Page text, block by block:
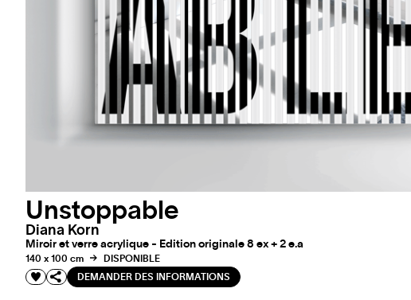
Unstoppable
Diana Korn
Miroir et verre acrylique - Edition originale 8 ex + 2 e.a
140 x 100 cm
DISPONIBLE
DEMANDER DES INFORMATIONS